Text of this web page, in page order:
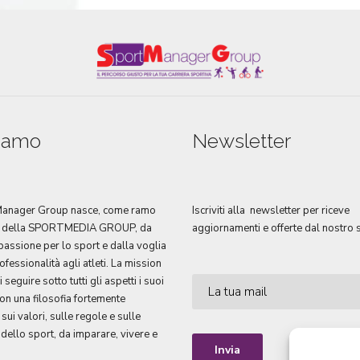
Group nasce, come ramo
SPORTMEDIA GROUP, da
per lo sport e dalla voglia
agli atleti. La mission
seguire sotto tutti gli aspetti i suoi
una filosofia fortemente
valori, sulle regole e sulle
sport, da imparare, vivere e
Newsletter
Iscriviti alla newsletter per riceve
aggiornamenti e offerte dal nostro